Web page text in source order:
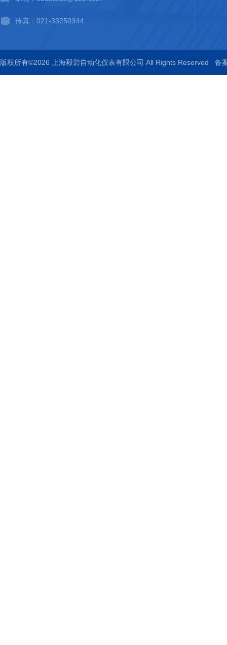
传真：021-33250344
版权所有©2026 上海毅碧自动化仪表有限公司 All Rights Reserved 备